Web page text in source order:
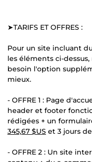
➤TARIFS ET OFFRES :
Pour un site incluant
les éléments ci-
besoin l'option
mieux.
- OFFRE 1 : Page
header et footer
rédigées + un
345,67 $US et 3 jours
- OFFRE 2 : Un site